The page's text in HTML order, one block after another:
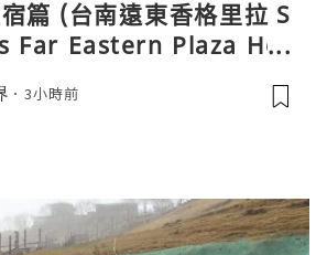
篇 (台南遠東香格里拉 S
Far Eastern Plaza Hot
3小時前